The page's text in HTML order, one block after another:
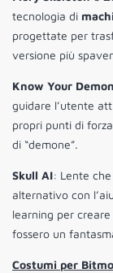
tecnologia di
progettate per
versione più
Know Your
guidare l’utente
propri punti di
di “demone”.
Skull AI: Lente
alternativo con
learning per
fossero un
Costumi per